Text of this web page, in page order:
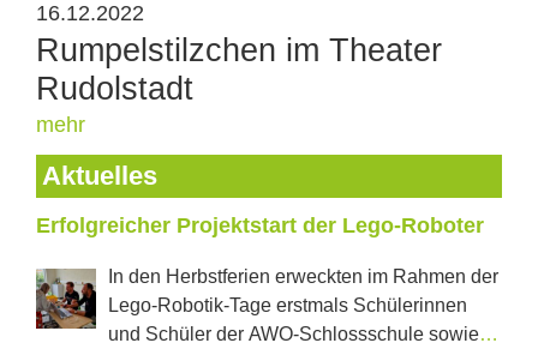
16.12.2022
Rumpelstilzchen im Theater
Rudolstadt
mehr
Aktuelles
Erfolgreicher Projektstart der Lego-Roboter
In den Herbstferien erweckten im Rahmen der
Lego-Robotik-Tage erstmals Schülerinnen
und Schüler der AWO-Schlossschule sowie